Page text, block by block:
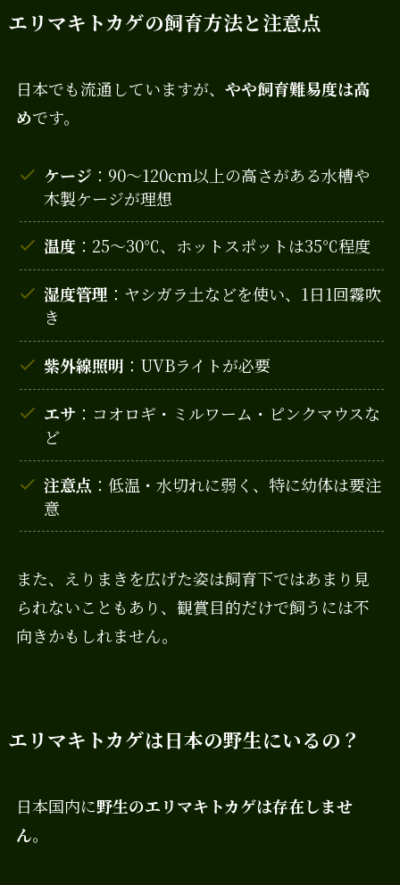
エリマキトカゲの飼育方法と注意点
日本でも流通していますが、 やや飼育難易度は高
めです。
ケージ ：90〜120cm以上の高さがある水槽や
木製ケージが理想
温度 ：25〜30℃、ホットスポットは35℃程度
湿度管理 ：ヤシガラ土などを使い、1日1回霧吹
き
紫外線照明 ：UVBライトが必要
エサ ：コオロギ・ミルワーム・ピンクマウスな
ど
注意点 ：低温・水切れに弱く、特に幼体は要注
意
また、えりまきを広げた姿は飼育下ではあまり見
られないこともあり、観賞目的だけで飼うには不
向きかもしれません。
エリマキトカゲは日本の野生にいるの？
日本国内に野生のエリマキトカゲは存在しませ
ん。